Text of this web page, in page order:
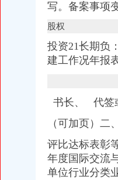
司--专业财务外包服务机构|
是怎样的？-家居装修互动
公司回购注销部分限制
询有限公司网站
写。备案事项
股权
投资21长期负
建工作况年报
书长、
代签
（可加页）二
评比达标表彰
年度国际交流
单位行业分类